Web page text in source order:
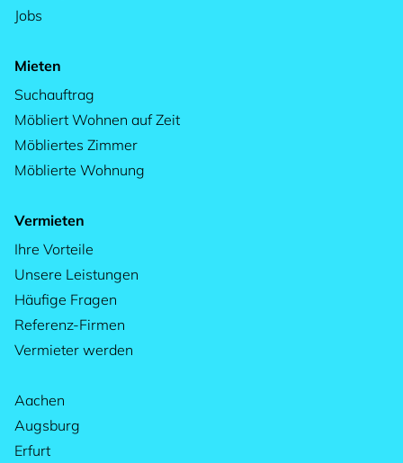
Jobs
Mieten
Suchauftrag
Möbliert Wohnen auf Zeit
Möbliertes Zimmer
Möblierte Wohnung
Vermieten
Ihre Vorteile
Unsere Leistungen
Häufige Fragen
Referenz-Firmen
Vermieter werden
Aachen
Augsburg
Erfurt